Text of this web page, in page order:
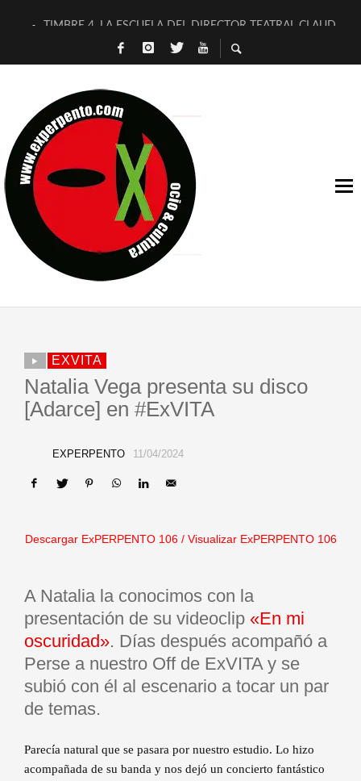
TIMBRE 4, LA ESCUELA DEL DIRECTOR TEATRAL CLAUDIO
30 AÑOS (NO ES NADA) DE LA KATARSIS DEL TOMATAZO
D’BALDOMEROS REINVENTAN [BITÁCORA 3.0] EN EXVITA
MARSHALL FLASH PRESENTA EN EXVITA [RELATIVA
JOFRE BARDAGÍ EN EXVITA INTERPRETANDO A SERRAT
YORCH PRESENTA [CURSO DE ARMONÍA PERSECUTORIA]
MAGALÍ SARE NOS EXPLICA [DESCASADA]
«NO TENGO PUTOS SUEÑOS»
EXVITA
Natalia Vega presenta su disco
[Adarce] en #ExVITA
EXPERPENTO 11/04/2024
Descargar ExPERPENTO 106/ Visualizar ExPERPENTO 106
A Natalia la conocimos con la
presentación de su videoclip «En mi
oscuridad». Días después acompañó a
Perse a nuestro Off de ExVITA y se
subió con él al escenario a tocar un par
de temas.
Parecía natural que se pasara por nuestro estudio. Lo hizo
acompañada de su banda y nos dejó un concierto fantástico